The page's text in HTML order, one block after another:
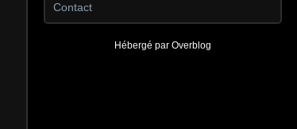
Contact
Hébergé par Overblog